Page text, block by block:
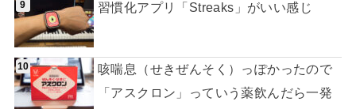
習慣化アプリ「Streaks」がいい感じ
咳喘息（せきぜんそく）っぽかったので
「アスクロン」っていう薬飲んだら一発